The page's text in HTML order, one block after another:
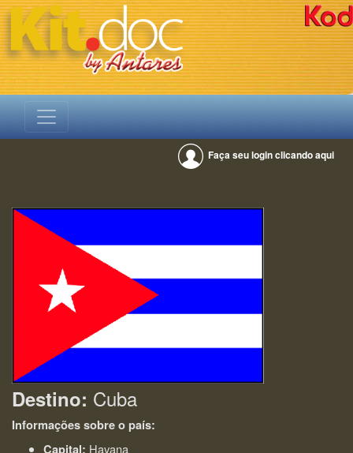
Faça seu login clicando aqui
Destino: Cuba
Informações sobre o país:
Capital: Havana